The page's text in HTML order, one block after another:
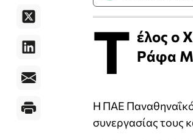
Τ έλος ο
Ράφα
Η ΠΑΕ
συνεργασίας τους